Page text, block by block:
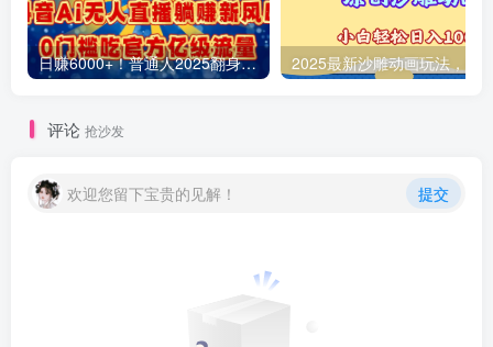
日赚6000+！普通人2025翻身必做项目，抖音Ai无人直播躺赚新风口，0门槛吃官方亿级流量
评论 抢沙发
欢迎您留下宝贵的见解！ 提交